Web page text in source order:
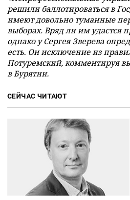
решили баллотироваться в
имеют довольно туманные
выборах. Вряд ли им удастся
однако у Сергея Зверева
есть. Он исключение из
Потуремский, комментируя
в Бурятии.
СЕЙЧАС ЧИТАЮТ